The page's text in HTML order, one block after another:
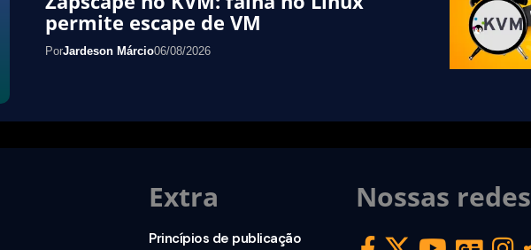
permite escape de VM
PorJardeson Márcio06/08/2026
Extra
Princípios de publicação
Nossas redes